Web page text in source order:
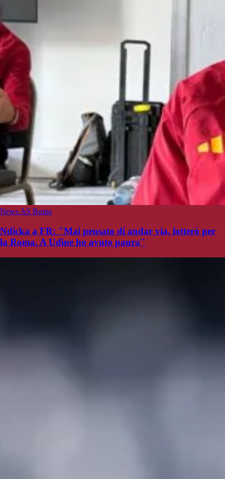
News AS Roma
Ndicka a FR: "Mai pensato di andar via, lotterò per
la Roma. A Udine ho avuto paura"